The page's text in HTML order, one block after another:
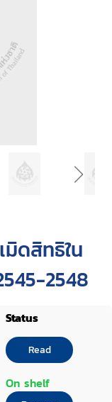
มิดสิทธิใน
2548
Status
Read
On shelf